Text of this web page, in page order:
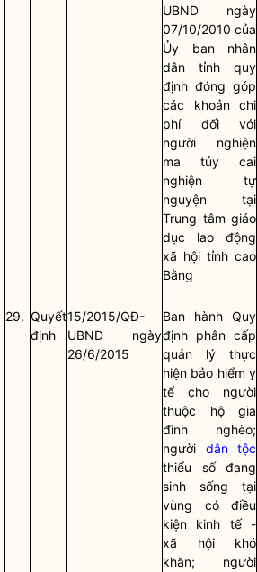
UBND ngày
07/10/2010 của
Ủy ban nhân
dân tỉnh quy
định đóng góp
các khoản chi
phí đối với
người nghiện
ma túy cai
nghiện tự
nguyện tại
Trung tâm giáo
dục lao động
xã hội tỉnh cao
Bằng
29. Quyết
định
15/2015/QĐ-
UBND ngày
26/6/2015
Ban hành Quy
định phân cấp
quản lý thực
hiện bảo hiểm y
tế cho người
thuộc hộ gia
đình nghèo;
người dân tộc
thiểu số đang
sinh sống tại
vùng có điều
kiện kinh tế -
xã hội khó
khăn; người